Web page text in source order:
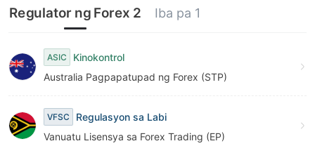
Regulator ng Forex 2 Iba pa 1
ASIC
Kinokontrol
Australia Pagpapatupad ng Forex (STP)
VFSC
Regulasyon sa Labi
Vanuatu Lisensya sa Forex Trading (EP)